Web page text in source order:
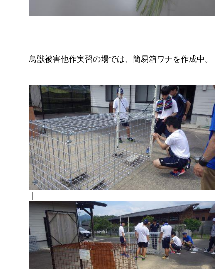
鳥獣被害他作実習の場では、簡易箱ワナを作成中。
｜